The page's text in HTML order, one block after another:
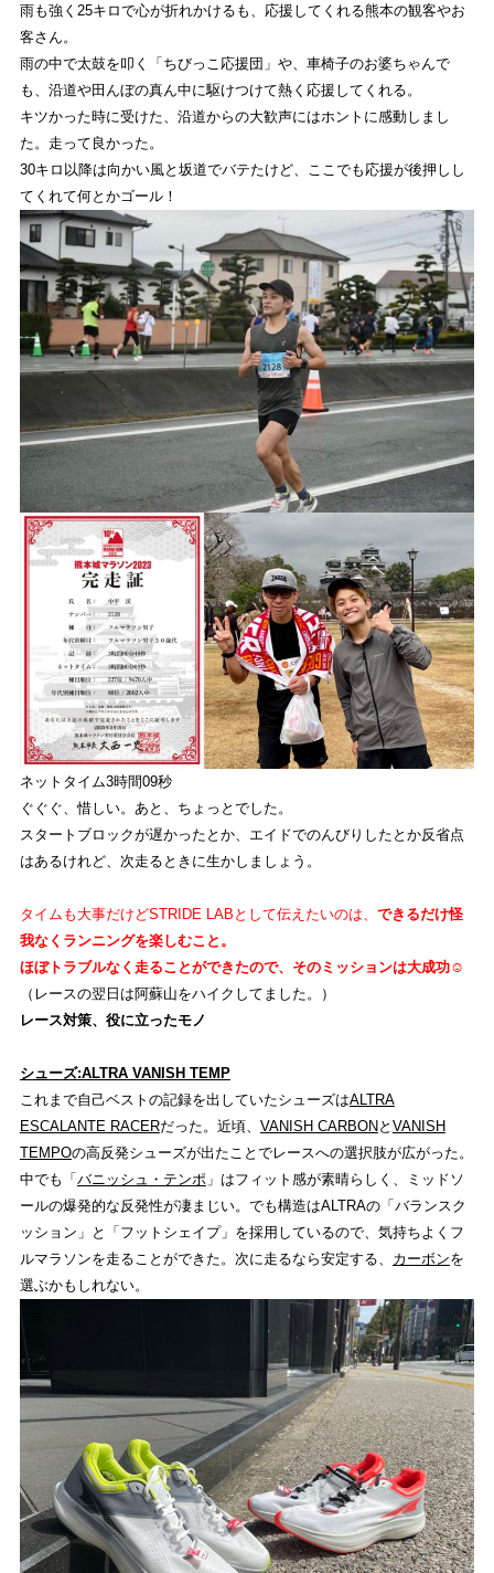
雨も強く25キロで心が折れかけるも、応援してくれる熊本の観客やお
客さん。
雨の中で太鼓を叩く「ちびっこ応援団」や、車椅子のお婆ちゃんで
も、沿道や田んぼの真ん中に駆けつけて熱く応援してくれる。
キツかった時に受けた、沿道からの大歓声にはホントに感動しまし
た。走って良かった。
30キロ以降は向かい風と坂道でバテたけど、ここでも応援が後押しし
てくれて何とかゴール！
ネットタイム3時間09秒
ぐぐぐ、惜しい。あと、ちょっとでした。
スタートブロックが遅かったとか、エイドでのんびりしたとか反省点
はあるけれど、次走るときに生かしましょう。
タイムも大事だけどSTRIDE LABとして伝えたいのは、 できるだけ怪
我なくランニングを楽しむこと。
ほぼトラブルなく走ることができたので、そのミッションは大成功☺︎
（レースの翌日は阿蘇山をハイクしてました。）
レース対策、役に立ったモノ
シューズ:ALTRA VANISH TEMP
これまで自己ベストの記録を出していたシューズはALTRA
ESCALANTE RACERだった。近頃、 VANISH CARBON と VANISH
TEMPOの高反発シューズが出たことでレースへの選択肢が広がった。
中でも「 バニッシュ・テンポ」はフィット感が素晴らしく、ミッドソ
ールの爆発的な反発性が凄まじい。でも構造はALTRAの「バランスク
ッション」と「フットシェイプ」を採用しているので、気持ちよくフ
ルマラソンを走ることができた。次に走るなら安定する、 カーボンを
選ぶかもしれない。